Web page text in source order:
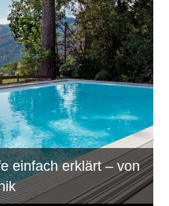
einfach erklärt – von